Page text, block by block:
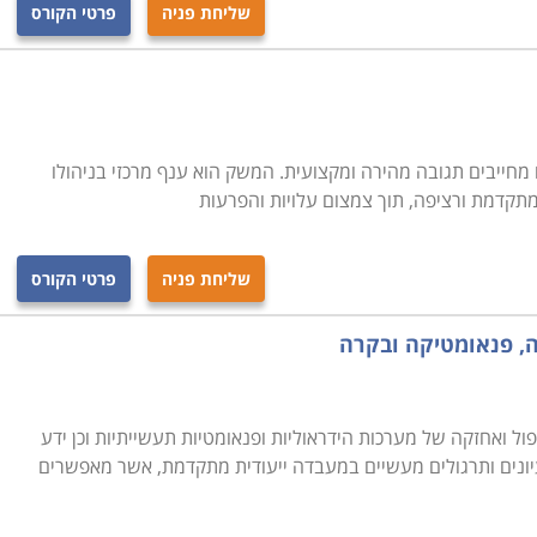
שליחת פניה פרטי הקורס
תגובה מהירה ומקצועית. המשק הוא ענף מרכזי בניהולו
ורציפה, תוך צמצום עלויות והפרעות
שליחת פניה פרטי הקורס
פנאומטיקה ובקרה
ואחזקה של מערכות הידראוליות ופנאומטיות תעשייתיות וכן ידע
ותרגולים מעשיים במעבדה ייעודית מתקדמת, אשר מאפשרים